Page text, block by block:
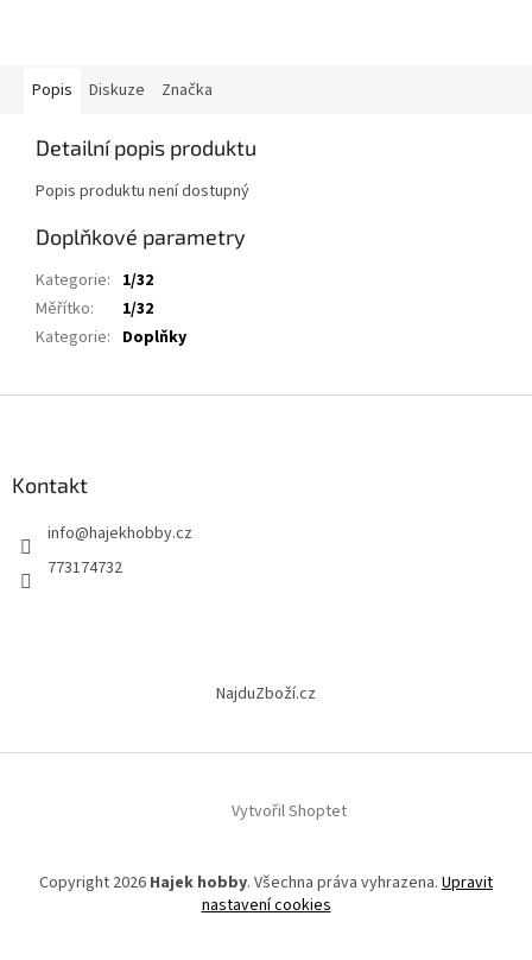
Popis Diskuze Značka
Detailní popis produktu
Popis produktu není dostupný
Doplňkové parametry
Kategorie: 1/32
Měřítko:
1/32
Kategorie: Doplňky
Kontakt
info@hajekhobby.cz
773174732
NajduZboží.cz
Vytvořil Shoptet
Copyright 2026 Hajek hobby. Všechna práva vyhrazena. Upravit
nastavení cookies